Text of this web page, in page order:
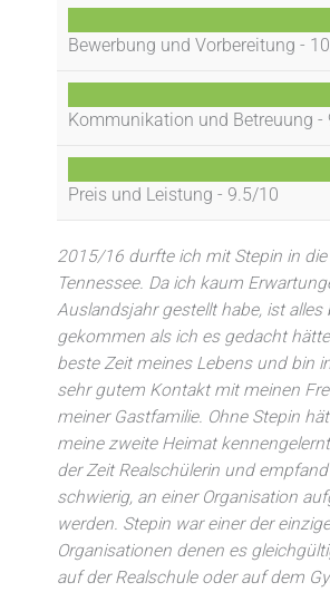
Bewerbung und Vorbereitung -
Kommunikation und Betreuung -
Preis und Leistung - 9.5/10
2015/16 durfte ich mit Stepin in die
Tennessee. Da ich kaum
Auslandsjahr gestellt habe, ist alles
gekommen als ich es gedacht
beste Zeit meines Lebens und bin
sehr gutem Kontakt mit meinen
meiner Gastfamilie. Ohne Stepin
meine zweite Heimat
der Zeit Realschülerin und
schwierig, an einer Organisation
werden. Stepin war einer der
Organisationen denen es
auf der Realschule oder auf dem